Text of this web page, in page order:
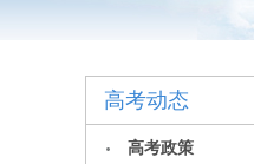
高考动态
高考政策